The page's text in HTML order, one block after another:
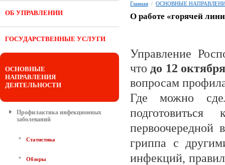
ОБ УПРАВЛЕНИИ
ГОСУДАРСТВЕННЫЕ УСЛУГИ
ОСНОВНЫЕ
НАПРАВЛЕНИЯ
ДЕЯТЕЛЬНОСТИ
Профилактика инфекционных
заболеваний
Статистика
Обзоры
Главная / ОСНОВНЫЕ
О работе «горячей
Управление
что до 12
вопросам
Где можно
первоочередной
гриппа с
инфекций,